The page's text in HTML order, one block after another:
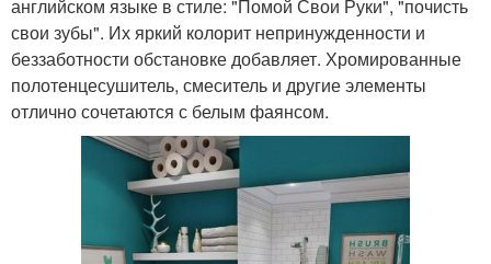
английском языке в стиле: "Помой Свои Руки", "почисть
свои зубы". Их яркий колорит непринужденности и
беззаботности обстановке добавляет. Хромированные
полотенцесушитель, смеситель и другие элементы
отлично сочетаются с белым фаянсом.